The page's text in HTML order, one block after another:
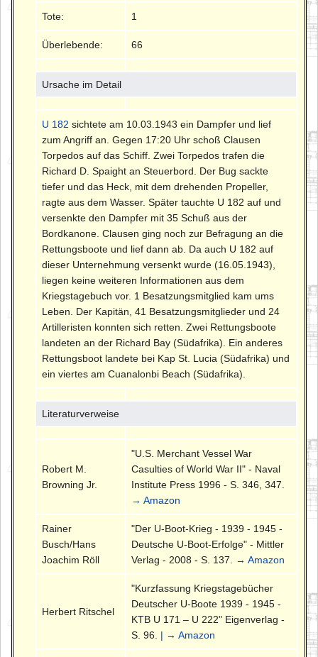
Tote: 1
Überlebende: 66
Ursache im Detail
U 182 sichtete am 10.03.1943 ein Dampfer und lief
zum Angriff an. Gegen 17:20 Uhr schoß Clausen
Torpedos auf das Schiff. Zwei Torpedos trafen die
Richard D. Spaight an Steuerbord. Der Bug sackte
tiefer und das Heck, mit dem drehenden Propeller,
ragte aus dem Wasser. Später tauchte U 182 auf und
versenkte den Dampfer mit 35 Schuß aus der
Bordkanone. Clausen ging noch zur Befragung an die
Rettungsboote und lief dann ab. Da auch U 182 auf
dieser Unternehmung versenkt wurde (16.05.1943),
liegen keine weiteren Informationen aus dem
Kriegstagebuch vor. 1 Besatzungsmitglied kam ums
Leben. Der Kapitän, 41 Besatzungsmitglieder und 24
Artilleristen konnten sich retten. Zwei Rettungsboote
landeten an der Richard Bay (Südafrika). Ein anderes
Rettungsboot landete bei Kap St. Lucia (Südafrika) und
ein viertes am Cuanalonbi Beach (Südafrika).
Literaturverweise
Robert M.
Browning Jr.
"U.S. Merchant Vessel War
Casulties of World War II" - Naval
Institute Press 1996 - S. 346, 347.
→ Amazon
Rainer
Busch/Hans
Joachim Röll
"Der U-Boot-Krieg - 1939 - 1945 -
Deutsche U-Boot-Erfolge" - Mittler
Verlag - 2008 - S. 137.
→ Amazon
Herbert Ritschel
"Kurzfassung Kriegstagebücher
Deutscher U-Boote 1939 - 1945 -
KTB U 171 – U 222" Eigenverlag -
S. 96. | → Amazon